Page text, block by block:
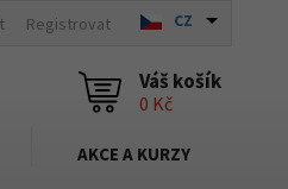
Registrovat CZ
Váš košík
0 Kč
AKCE A KURZY